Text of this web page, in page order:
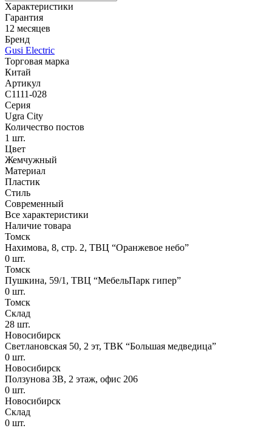
Характеристики
Гарантия
12 месяцев
Бренд
Gusi Electric
Торговая марка
Китай
Артикул
С1111-028
Серия
Ugra City
Количество постов
1 шт.
Цвет
Жемчужный
Материал
Пластик
Стиль
Современный
Все характеристики
Наличие товара
Томск
Нахимова, 8, стр. 2​, ТВЦ “Оранжевое небо​”
0 шт.
Томск
Пушкина, 59/1, ТВЦ “МебельПарк гипер”
0 шт.
Томск
Склад
28 шт.
Новосибирск
Светлановская 50, 2 эт, ТВК “Большая медведица”
0 шт.
Новосибирск
Ползунова ЗВ, 2 этаж, офис 206
0 шт.
Новосибирск
Склад
0 шт.